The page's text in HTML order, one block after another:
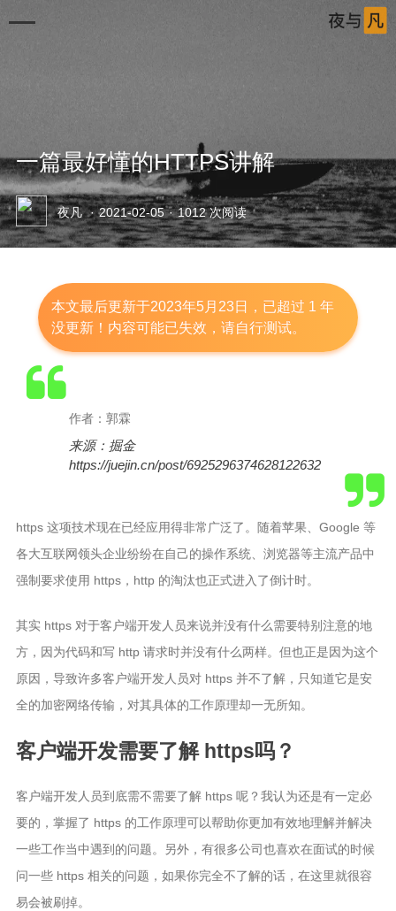
一篇最好懂的HTTPS讲解
夜凡 · 2021-02-05 · 1012 次阅读
本文最后更新于2023年5月23日，已超过 1 年
没更新！内容可能已失效，请自行测试。
作者：郭霖
来源：掘金
https://juejin.cn/post/6925296374628122632
https 这项技术现在已经应用得非常广泛了。随着苹果、Google 等
各大互联网领头企业纷纷在自己的操作系统、浏览器等主流产品中
强制要求使用 https，http 的淘汰也正式进入了倒计时。
其实 https 对于客户端开发人员来说并没有什么需要特别注意的地
方，因为代码和写 http 请求时并没有什么两样。但也正是因为这个
原因，导致许多客户端开发人员对 https 并不了解，只知道它是安
全的加密网络传输，对其具体的工作原理却一无所知。
客户端开发需要了解 https吗？
客户端开发人员到底需不需要了解 https 呢？我认为还是有一定必
要的，掌握了 https 的工作原理可以帮助你更加有效地理解并解决
一些工作当中遇到的问题。另外，有很多公司也喜欢在面试的时候
问一些 https 相关的问题，如果你完全不了解的话，在这里就很容
易会被刷掉。
首页
清单
音乐岛
笔记本
Docker
数据库
食万卷
小食记
杂食记
说说
时间线